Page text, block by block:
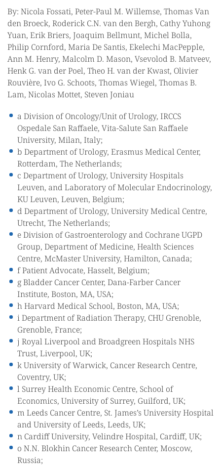
By: Nicola Fossati, Peter-Paul M. Willemse, Thomas Van
den Broeck, Roderick C.N. van den Bergh, Cathy Yuhong
Yuan, Erik Briers, Joaquim Bellmunt, Michel Bolla,
Philip Cornford, Maria De Santis, Ekelechi MacPepple,
Ann M. Henry, Malcolm D. Mason, Vsevolod B. Matveev,
Henk G. van der Poel, Theo H. van der Kwast, Olivier
Rouvière, Ivo G. Schoots, Thomas Wiegel, Thomas B.
Lam, Nicolas Mottet, Steven Joniau
a Division of Oncology/Unit of Urology, IRCCS
Ospedale San Raffaele, Vita-Salute San Raffaele
University, Milan, Italy;
b Department of Urology, Erasmus Medical Center,
Rotterdam, The Netherlands;
c Department of Urology, University Hospitals
Leuven, and Laboratory of Molecular Endocrinology,
KU Leuven, Leuven, Belgium;
d Department of Urology, University Medical Centre,
Utrecht, The Netherlands;
e Division of Gastroenterology and Cochrane UGPD
Group, Department of Medicine, Health Sciences
Centre, McMaster University, Hamilton, Canada;
f Patient Advocate, Hasselt, Belgium;
g Bladder Cancer Center, Dana-Farber Cancer
Institute, Boston, MA, USA;
h Harvard Medical School, Boston, MA, USA;
i Department of Radiation Therapy, CHU Grenoble,
Grenoble, France;
j Royal Liverpool and Broadgreen Hospitals NHS
Trust, Liverpool, UK;
k University of Warwick, Cancer Research Centre,
Coventry, UK;
l Surrey Health Economic Centre, School of
Economics, University of Surrey, Guilford, UK;
m Leeds Cancer Centre, St. James’s University Hospital
and University of Leeds, Leeds, UK;
n Cardiff University, Velindre Hospital, Cardiff, UK;
o N.N. Blokhin Cancer Research Center, Moscow,
Russia;